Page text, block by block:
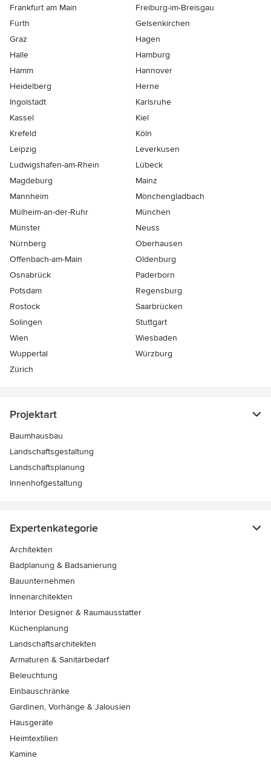
Frankfurt am Main
Freiburg-im-Breisgau
Fürth
Gelsenkirchen
Graz
Hagen
Halle
Hamburg
Hamm
Hannover
Heidelberg
Herne
Ingolstadt
Karlsruhe
Kassel
Kiel
Krefeld
Köln
Leipzig
Leverkusen
Ludwigshafen-am-Rhein
Lübeck
Magdeburg
Mainz
Mannheim
Mönchen­gladbach
Mülheim-an-der-Ruhr
München
Münster
Neuss
Nürnberg
Oberhausen
Offenbach-am-Main
Oldenburg
Osnabrück
Paderborn
Potsdam
Regensburg
Rostock
Saarbrücken
Solingen
Stuttgart
Wien
Wiesbaden
Wuppertal
Würzburg
Zürich
Projektart
Baumhausbau
Landschaftsgestaltung
Landschaftsplanung
Innenhofgestaltung
Expertenkategorie
Architekten
Badplanung & Badsanierung
Bauunternehmen
Innenarchitekten
Interior Designer & Raumausstatter
Küchenplanung
Landschaftsarchitekten
Armaturen & Sanitärbedarf
Beleuchtung
Einbauschränke
Gardinen, Vorhänge & Jalousien
Hausgeräte
Heimtextilien
Kamine